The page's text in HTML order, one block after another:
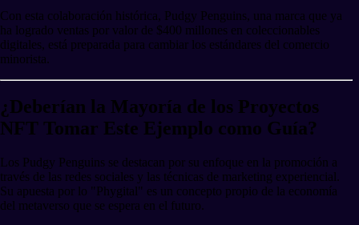
Con esta colaboración histórica, Pudgy Penguins, una marca que ya
ha logrado ventas por valor de $400 millones en coleccionables
digitales, está preparada para cambiar los estándares del comercio
minorista.
¿Deberían la Mayoría de los Proyectos
NFT Tomar Este Ejemplo como Guía?
Los Pudgy Penguins se destacan por su enfoque en la promoción a
través de las redes sociales y las técnicas de marketing experiencial.
Su apuesta por lo "Phygital" es un concepto propio de la economía
del metaverso que se espera en el futuro.